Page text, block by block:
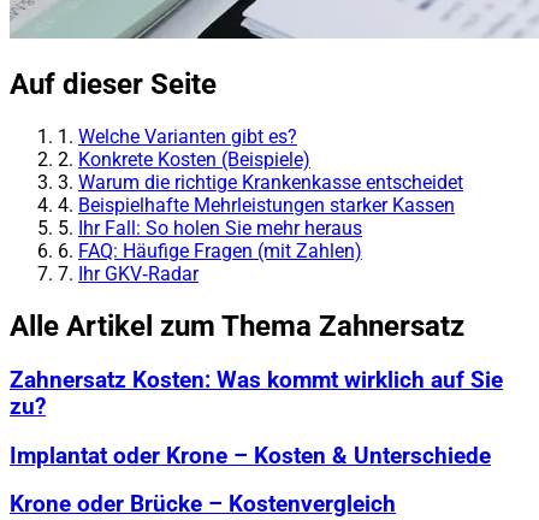
Auf dieser Seite
1. Welche Varianten gibt es?
2. Konkrete Kosten (Beispiele)
3. Warum die richtige Krankenkasse entscheidet
4. Beispielhafte Mehrleistungen starker Kassen
5. Ihr Fall: So holen Sie mehr heraus
6. FAQ: Häufige Fragen (mit Zahlen)
7. Ihr GKV‑Radar
Alle Artikel zum Thema Zahnersatz
Zahnersatz Kosten: Was kommt wirklich auf Sie
zu?
Implantat oder Krone – Kosten & Unterschiede
Krone oder Brücke – Kostenvergleich